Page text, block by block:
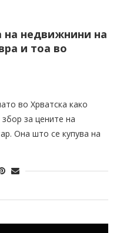
на недвижнини на
и тоа во
во Хрватска како
збор за цените на
Она што се купува на